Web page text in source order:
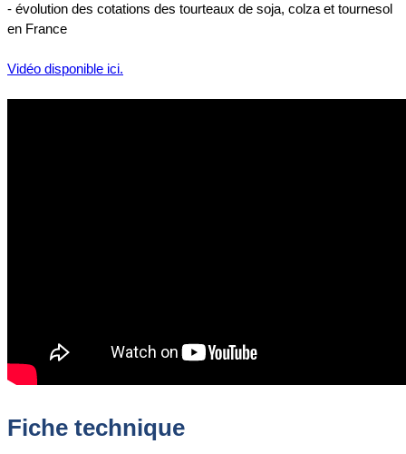
- évolution des cotations des tourteaux de soja, colza et tournesol
en France
Vidéo disponible ici.
Fiche technique